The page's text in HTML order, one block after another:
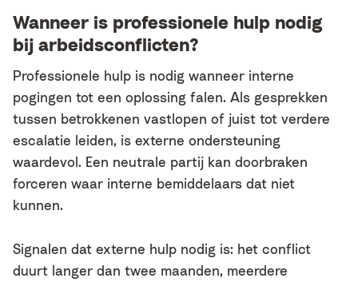
Wanneer is professionele hulp nodig
bij arbeidsconflicten?
Professionele hulp is nodig wanneer interne
pogingen tot een oplossing falen. Als gesprekken
tussen betrokkenen vastlopen of juist tot verdere
escalatie leiden, is externe ondersteuning
waardevol. Een neutrale partij kan doorbraken
forceren waar interne bemiddelaars dat niet
kunnen.
Signalen dat externe hulp nodig is: het conflict
duurt langer dan twee maanden, meerdere